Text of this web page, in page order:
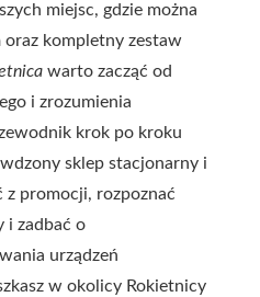
miejsc, gdzie można
oraz kompletny zestaw
warto zacząć od
i zrozumienia
krok po kroku
sklep stacjonarny i
promocji, rozpoznać
i zadbać o
urządzeń
w okolicy Rokietnicy